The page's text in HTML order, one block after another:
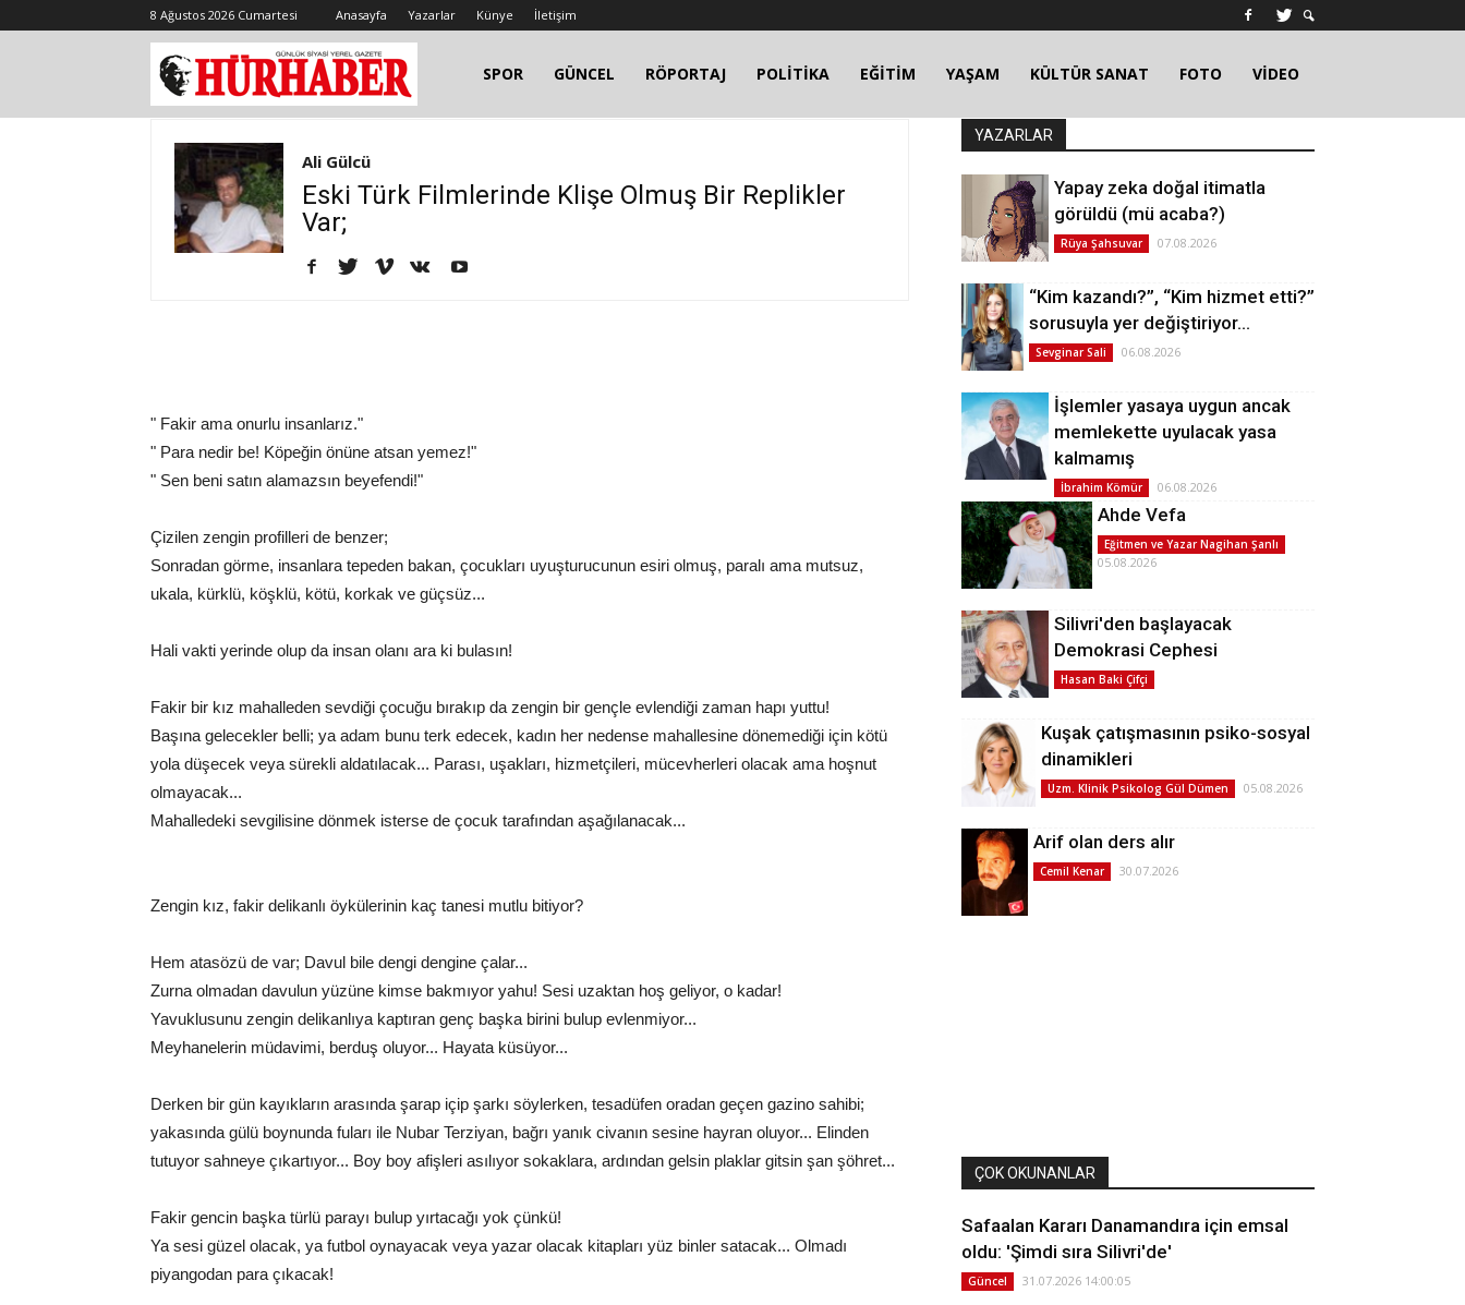
8 Ağustos 2026 Cumartesi Anasayfa Yazarlar Künye İletişim
SPOR GÜNCEL RÖPORTAJ POLİTİKA EĞİTİM YAŞAM KÜLTÜR SANAT FOTO VİDEO
Ali Gülcü
Eski Türk Filmlerinde Klişe Olmuş Bir Replikler
Var;
" Fakir ama onurlu insanlarız."
" Para nedir be! Köpeğin önüne atsan yemez!"
" Sen beni satın alamazsın beyefendi!"
Çizilen zengin profilleri de benzer;
Sonradan görme, insanlara tepeden bakan, çocukları uyuşturucunun esiri olmuş, paralı ama mutsuz,
ukala, kürklü, köşklü, kötü, korkak ve güçsüz...
Hali vakti yerinde olup da insan olanı ara ki bulasın!
Fakir bir kız mahalleden sevdiği çocuğu bırakıp da zengin bir gençle evlendiği zaman hapı yuttu!
Başına gelecekler belli; ya adam bunu terk edecek, kadın her nedense mahallesine dönemediği için kötü
yola düşecek veya sürekli aldatılacak... Parası, uşakları, hizmetçileri, mücevherleri olacak ama hoşnut
olmayacak...
Mahalledeki sevgilisine dönmek isterse de çocuk tarafından aşağılanacak...
Zengin kız, fakir delikanlı öykülerinin kaç tanesi mutlu bitiyor?
Hem atasözü de var; Davul bile dengi dengine çalar...
Zurna olmadan davulun yüzüne kimse bakmıyor yahu! Sesi uzaktan hoş geliyor, o kadar!
Yavuklusunu zengin delikanlıya kaptıran genç başka birini bulup evlenmiyor...
Meyhanelerin müdavimi, berduş oluyor... Hayata küsüyor...
Derken bir gün kayıkların arasında şarap içip şarkı söylerken, tesadüfen oradan geçen gazino sahibi;
yakasında gülü boynunda fuları ile Nubar Terziyan, bağrı yanık civanın sesine hayran oluyor... Elinden
tutuyor sahneye çıkartıyor... Boy boy afişleri asılıyor sokaklara, ardından gelsin plaklar gitsin şan şöhret...
Fakir gencin başka türlü parayı bulup yırtacağı yok çünkü!
Ya sesi güzel olacak, ya futbol oynayacak veya yazar olacak kitapları yüz binler satacak... Olmadı
piyangodan para çıkacak!
YAZARLAR
Yapay zeka doğal itimatla
görüldü (mü acaba?)
Rüya Şahsuvar 07.08.2026
“Kim kazandı?”, “Kim hizmet etti?”
sorusuyla yer değiştiriyor…
Sevginar Sali 06.08.2026
İşlemler yasaya uygun ancak
memlekette uyulacak yasa
kalmamış
İbrahim Kömür 06.08.2026
Ahde Vefa
Eğitmen ve Yazar Nagihan Şanlı
05.08.2026
Silivri'den başlayacak
Demokrasi Cephesi
Hasan Baki Çifçi
Kuşak çatışmasının psiko-sosyal
dinamikleri
Uzm. Klinik Psikolog Gül Dümen 05.08.2026
Arif olan ders alır
Cemil Kenar 30.07.2026
ÇOK OKUNANLAR
Safaalan Kararı Danamandıra için emsal
oldu: 'Şimdi sıra Silivri'de'
Güncel 31.07.2026 14:00:05